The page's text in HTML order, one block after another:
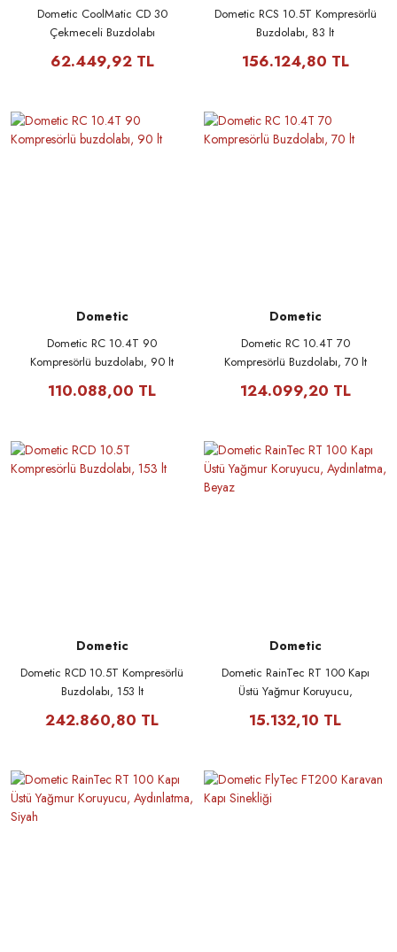
Dometic CoolMatic CD 30
Çekmeceli Buzdolabı
62.449,92 TL
Dometic RCS 10.5T Kompresörlü
Buzdolabı, 83 lt
156.124,80 TL
Dometic
Dometic RC 10.4T 90
Kompresörlü buzdolabı, 90 lt
110.088,00 TL
Dometic
Dometic RC 10.4T 70
Kompresörlü Buzdolabı, 70 lt
124.099,20 TL
Dometic
Dometic RCD 10.5T Kompresörlü
Buzdolabı, 153 lt
242.860,80 TL
Dometic
Dometic RainTec RT 100 Kapı
Üstü Yağmur Koruyucu,
15.132,10 TL